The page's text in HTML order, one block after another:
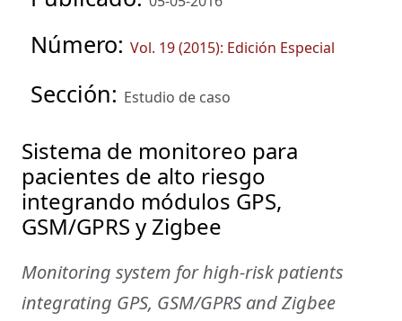
Número: Vol. 19 (2015): Edición Especial
Sección: Estudio de caso
Sistema de monitoreo para
pacientes de alto riesgo
integrando módulos GPS,
GSM/GPRS y Zigbee
Monitoring system for high-risk patients
integrating GPS, GSM/GPRS and Zigbee